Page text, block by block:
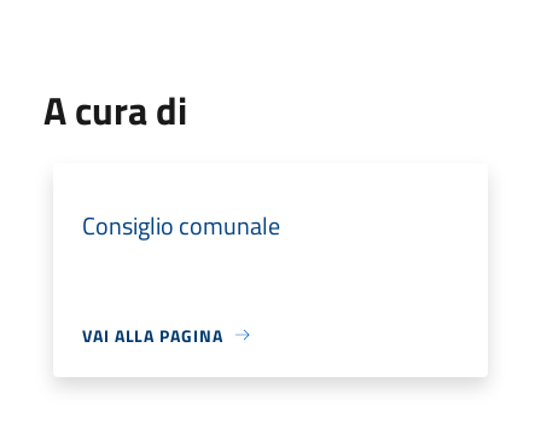
A cura di
Consiglio comunale
VAI ALLA PAGINA